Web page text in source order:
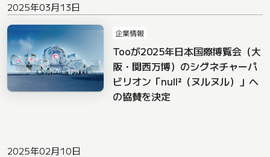
2025年03月13日
企業情報
Tooが2025年日本国際博覧会（大
阪・関西万博）のシグネチャーパ
ビリオン「null²（ヌルヌル）」へ
の協賛を決定
2025年02月10日